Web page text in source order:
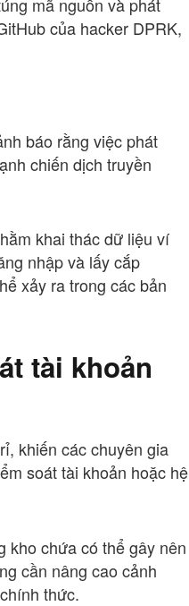
của hacker DPRK,
báo rằng việc phát
chiến dịch truyền
khai thác dữ liệu ví
nhập và lấy cắp
xảy ra trong các bản
tài khoản
khiến các chuyên gia
soát tài khoản hoặc hệ
kho chứa có thể gây nên
cần nâng cao cảnh
thức.